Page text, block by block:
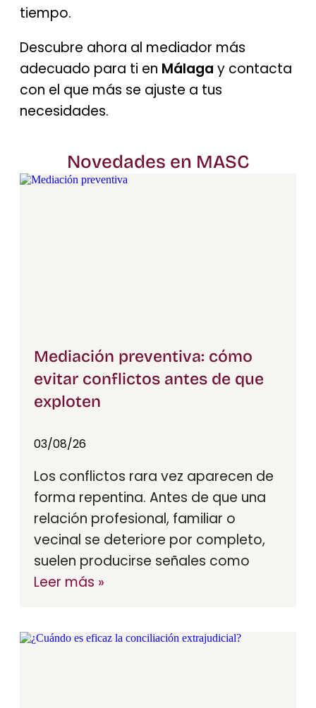
tiempo.
Descubre ahora al mediador más
adecuado para ti en Málaga y contacta
con el que más se ajuste a tus
necesidades.
Novedades en MASC
Mediación preventiva: cómo
evitar conflictos antes de que
exploten
03/08/26
Los conflictos rara vez aparecen de
forma repentina. Antes de que una
relación profesional, familiar o
vecinal se deteriore por completo,
suelen producirse señales como
Leer más »